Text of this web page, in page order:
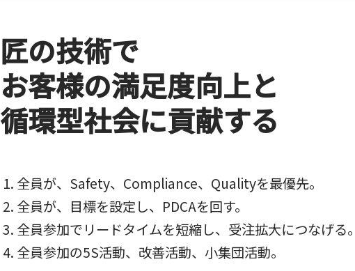
匠の技術で
お客様の満足度向上と
循環型社会に貢献する
全員が、Safety、Compliance、Qualityを最優先。
全員が、目標を設定し、PDCAを回す。
全員参加でリードタイムを短縮し、受注拡大につなげる。
全員参加の5S活動、改善活動、小集団活動。